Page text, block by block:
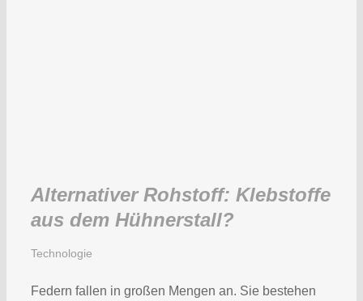
Alternativer Rohstoff: Klebstoffe
aus dem Hühnerstall?
Technologie
Federn fallen in großen Mengen an. Sie bestehen